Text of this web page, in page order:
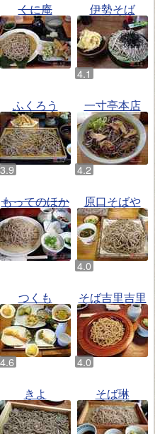
くに庵 伊勢そば
ふくろう 一寸亭本店
もってのほか 原口そばや
つくも そば吉里吉里
きよ そば琳